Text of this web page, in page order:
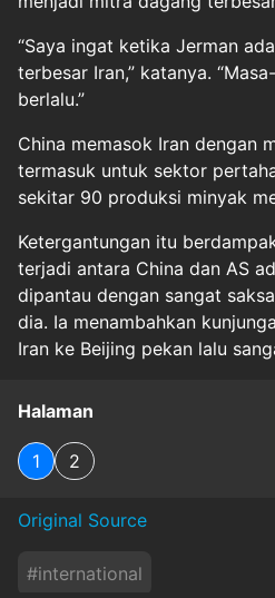
“Saya ingat ketika Jerman
terbesar Iran,” katanya.
berlalu.”
China memasok Iran dengan
termasuk untuk sektor
sekitar 90 produksi minyak
Ketergantungan itu
terjadi antara China dan AS
dipantau dengan sangat
dia. Ia menambahkan
Iran ke Beijing pekan lalu
Halaman
1 2
Original Source
#international